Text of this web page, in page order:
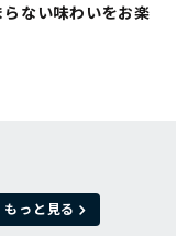
ない味わいをお楽
もっと見る